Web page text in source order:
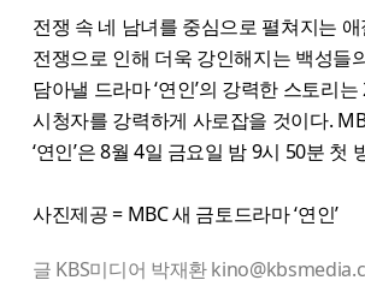
전쟁 속 네 남녀를 중심으로 펼쳐지는
전쟁으로 인해 더욱 강인해지는 백성들
담아낼 드라마 ‘연인’의 강력한 스토리
시청자를 강력하게 사로잡을 것이다.
‘연인’은 8월 4일 금요일 밤 9시 50분 첫
사진제공 = MBC 새 금토드라마 ‘연인’
글 KBS미디어 박재환